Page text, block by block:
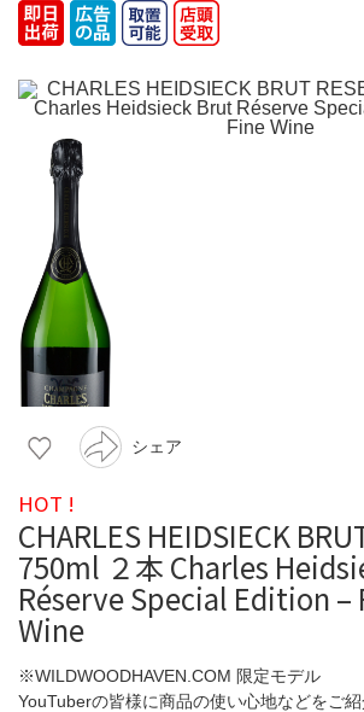
シェア
HOT !
CHARLES HEIDSIECK
750ml ２本 Charles
Réserve Special Edition –
Wine
※WILDWOODHAVEN.COM 限定モデル
YouTuberの皆様に商品の使い心地などをご